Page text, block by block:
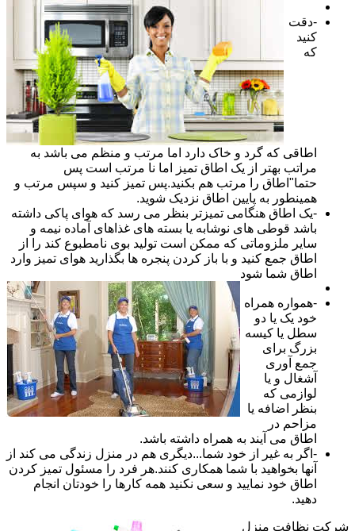
-دقت
کنید
که
اطاقی که گرد و خاک دارد اما مرتب و منظم می باشد به
مراتب بهتر از یک اطاق تمیز اما نا مرتب است پس
حتما"اطاق را مرتب هم بکنید.پس تمیز کنید و سپس مرتب و
همینطور به پایین اطاق نزدیک شوید.
-یک اطاق هنگامی تمیزتر بنظر می رسد که هوای پاکی داشته
باشد قوطی های نوشابه یا بسته های غذاهای آماده نیمه و
سایر ملزوماتی که ممکن است تولید بوی نامطبوع کند را از
اطاق جمع کنید و با باز کردن پنجره ها بگذارید هوای تمیز وارد
اطاق شما شود
-همواره همراه
خود یک یا دو
سطل یا کیسه
بزرگ برای
جمع آوری
آشغال و یا
لوازمی که
بنظر اضافه یا
مزاحم در
اطاق می آیند به همراه داشته باشد.
-اگر به غیر از خود شما...دیگری هم در منزل زندگی می کند از
آنها بخواهید با شما همکاری کنند.هر فرد را مسئول تمیز کردن
اطاق خود نمایید و سعی نکنید همه کارها را خودتان انجام
دهید.
شرکت نظافت منزل